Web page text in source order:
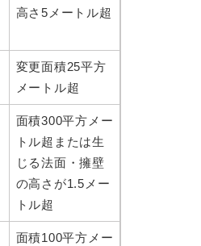
高さ5メートル超
変更面積25平方
メートル超
面積300平方メー
トル超または生
じる法面・擁壁
の高さが1.5メー
トル超
面積100平方メー